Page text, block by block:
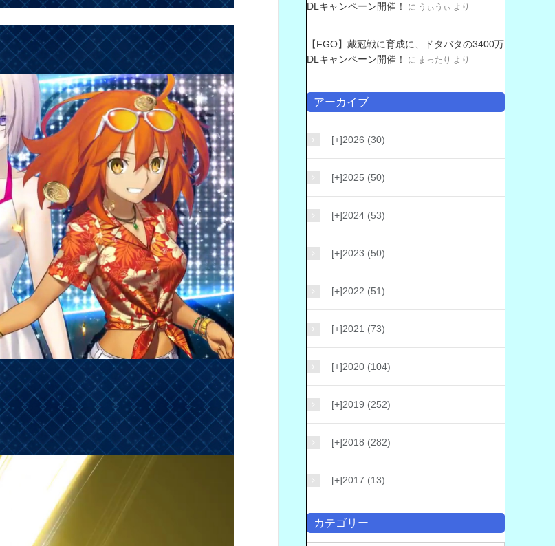
DLキャンペーン開催！
に うぃうぃ より
【FGO】戴冠戦に育成に、ドタバタの3400万
DLキャンペーン開催！
に まったり より
アーカイブ
[+]2026 (30)
[+]2025 (50)
[+]2024 (53)
[+]2023 (50)
[+]2022 (51)
[+]2021 (73)
[+]2020 (104)
[+]2019 (252)
[+]2018 (282)
[+]2017 (13)
カテゴリー